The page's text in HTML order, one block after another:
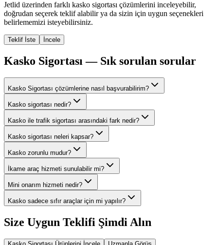
Jetlid üzerinden farklı kasko sigortası çözümlerini inceleyebilir,
doğrudan seçerek teklif alabilir ya da sizin için uygun seçenekleri
belirlememizi isteyebilirsiniz.
Teklif İste İncele
Kasko Sigortası — Sık sorulan sorular
Kasko Sigortası çözümlerine nasıl başvurabilirim?
Kasko sigortası nedir?
Kasko ile trafik sigortası arasındaki fark nedir?
Kasko sigortası neleri kapsar?
Kasko zorunlu mudur?
İkame araç hizmeti sunulabilir mi?
Mini onarım hizmeti nedir?
Kasko sadece sıfır araçlar için mi yapılır?
Size Uygun Teklifi Şimdi Alın